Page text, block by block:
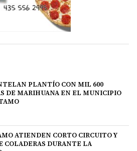
PLANTÍO CON MIL 600
DE MARIHUANA EN EL MUNICIPIO
ATIENDEN CORTO CIRCUITO Y
COLADERAS DURANTE LA